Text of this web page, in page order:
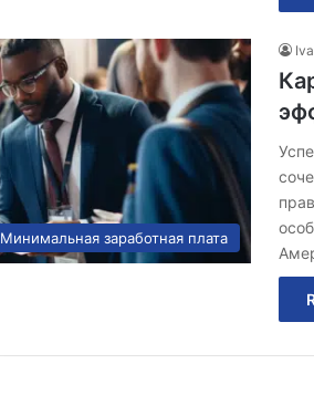
Минимальная заработная плата